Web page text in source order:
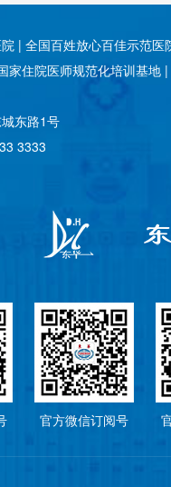
| 全国百姓放心百佳示范医
家住院医师规范化培训基地
东路1号
3333
官方微信订阅号